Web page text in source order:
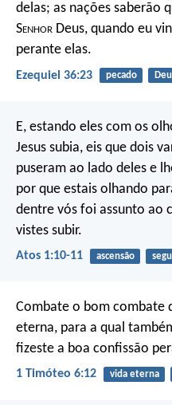
delas; as nações saberão
Senhor Deus, quando eu
perante elas.
Ezequiel 36:23 pecado
E, estando eles com os
Jesus subia, eis que dois
puseram ao lado deles e
por que estais olhando
dentre vós foi assunto ao
vistes subir.
Atos 1:10-11 ascensão
Combate o bom combate
eterna, para a qual
fizeste a boa confissão
1 Timóteo 6:12 vida eterna